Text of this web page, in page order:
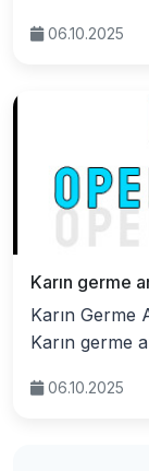
06.10.2025
Karın germe
Karın Germe
Karın germe
06.10.2025